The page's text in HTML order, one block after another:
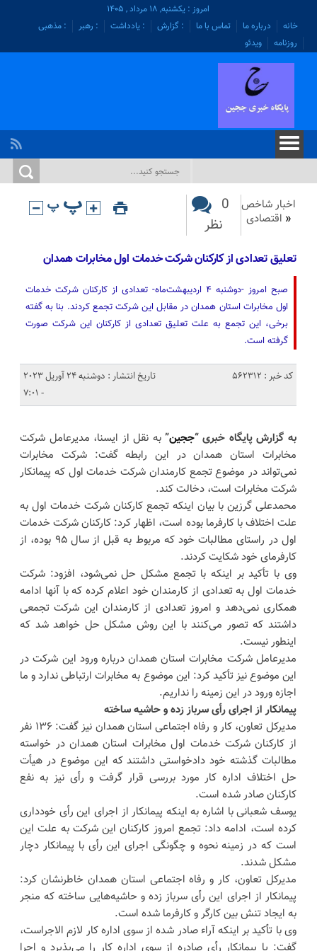
امروز : یکشنبه, ۱۸ مرداد , ۱۴۰۵
خانه
درباره ما تماس با ما : گزارش : یادداشت : رهبر
: مذهبی
روزنامه
ویدئو
اخبار شاخص
« اقتصادی
0
نظر
تعلیق تعدادی از کارکنان شرکت خدمات اول مخابرات همدان
صبح امروز -دوشنبه ۴ اردیبهشت‌ماه- تعدادی از کارکنان شرکت خدمات
اول مخابرات استان همدان در مقابل این شرکت تجمع کردند. بنا به گفته
برخی، این تجمع به علت تعلیق تعدادی از کارکنان این شرکت صورت
گرفته است.
کد خبر : 562312
تاریخ انتشار : دوشنبه 24 آوریل 2023
- 7:01
به گزارش پایگاه خبری “ججین”به نقل از ایسنا، مدیرعامل شرکت
مخابرات استان همدان در این رابطه گفت: شرکت مخابرات
نمی‌تواند در موضوع تجمع کارمندان شرکت خدمات اول که پیمانکار
شرکت مخابرات است، دخالت کند.
محمدعلی گرزین با بیان اینکه تجمع کارکنان شرکت خدمات اول به
علت اختلاف با کارفرما بوده است، اظهار کرد: کارکنان شرکت خدمات
اول در راستای مطالبات خود که مربوط به قبل از سال ۹۵ بوده، از
کارفرمای خود شکایت کردند.
وی با تأکید بر اینکه با تجمع مشکل حل نمی‌شود، افزود: شرکت
خدمات اول به تعدادی از کارمندان خود اعلام کرده که با آنها ادامه
همکاری نمی‌دهد و امروز تعدادی از کارمندان این شرکت تجمعی
داشتند که تصور می‌کنند با این روش مشکل حل خواهد شد که
اینطور نیست.
مدیرعامل شرکت مخابرات استان همدان درباره ورود این شرکت در
این موضوع نیز تأکید کرد: این موضوع به مخابرات ارتباطی ندارد و ما
اجازه ورود در این زمینه را نداریم.
پیمانکار از اجرای رأی سرباز زده و حاشیه ساخته
مدیرکل تعاون، کار و رفاه اجتماعی استان همدان نیز گفت: ۱۳۶ نفر
از کارکنان شرکت خدمات اول مخابرات استان همدان در خواسته
مطالبات گذشته خود دادخواستی داشتند که این موضوع در هیأت
حل اختلاف اداره کار مورد بررسی قرار گرفت و رأی نیز به نفع
کارکنان صادر شده است.
یوسف شعبانی با اشاره به اینکه پیمانکار از اجرای این رأی خودداری
کرده است، ادامه داد: تجمع امروز کارکنان این شرکت به علت این
است که در زمینه نحوه و چگونگی اجرای این رأی با پیمانکار دچار
مشکل شدند.
مدیرکل تعاون، کار و رفاه اجتماعی استان همدان خاطرنشان کرد:
پیمانکار از اجرای این رأی سرباز زده و حاشیه‌هایی ساخته که منجر
به ایجاد تنش بین کارگر و کارفرما شده است.
وی با تأکید بر اینکه آراء صادر شده از سوی اداره کار لازم الاجراست،